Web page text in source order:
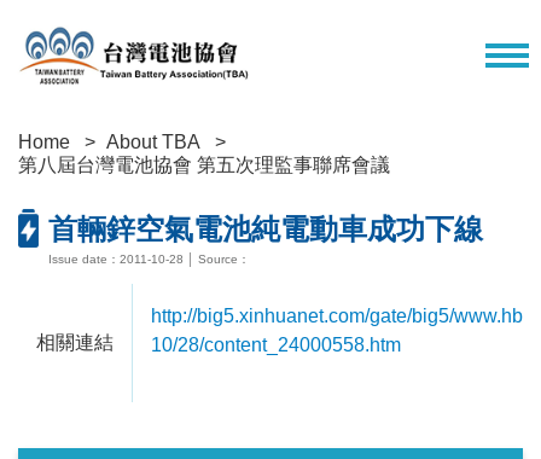
Home
About TBA
第八屆台灣電池協會 第五次理監事聯席會議
首輛鋅空氣電池純電動車成功下線
Issue date：2011-10-28 │ Source：
相關連結
http://big5.xinhuanet.com/gate/big5/
10/28/content_24000558.htm